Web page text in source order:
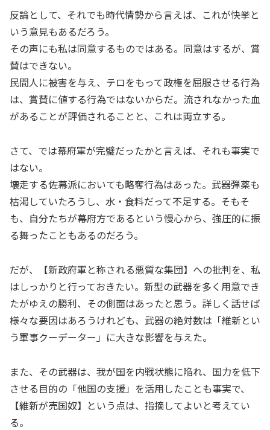
反論として、それでも時代情勢から言えば、これが快挙と
いう意見もあるだろう。
その声にも私は同意するものではある。同意はするが、賞
賛はできない。
民間人に被害を与え、テロをもって政権を屈服させる行為
は、賞賛に値する行為ではないからだ。流されなかった血
があることが評価されることと、これは両立する。
さて、では幕府軍が完璧だったかと言えば、それも事実で
はない。
壊走する佐幕派においても略奪行為はあった。武器弾薬も
枯渇していたろうし、水・食料だって不足する。そもそ
も、自分たちが幕府方であるという慢心から、強圧的に振
る舞ったこともあるのだろう。
だが、【新政府軍と称される悪質な集団】への批判を、私
はしっかりと行っておきたい。新型の武器を多く用意でき
たがゆえの勝利、その側面はあったと思う。詳しく話せば
様々な要因はあろうけれども、武器の絶対数は「維新とい
う軍事クーデーター」に大きな影響を与えた。
また、その武器は、我が国を内戦状態に陥れ、国力を低下
させる目的の「他国の支援」を活用したことも事実で、
【維新が売国奴】という点は、指摘してよいと考えてい
る。